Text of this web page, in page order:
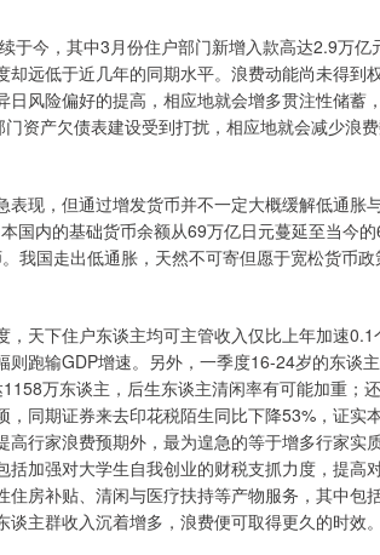
于今，其中3月份住户部门新增入款高达2.9万亿
远低于近几年的同期水平。浪费动能尚未得到
风险偏好的提高，相应地就会增多贯注性储蓄
资产欠债表建设受到打扰，相应地就会减少浪
现，但通过增发货币并不一定大概缓解低通胀
国内的基础货币余额从69万亿日元蔓延至当今
我国走出低通胀，天然不可寄但愿于宽松货币
天下住户东谈主均可主管收入仅比上年加速
跑输GDP增速。另外，一季度16-24岁的东谈
万东谈主，后生东谈主清闲率有可能加重；
同期证券来去印花税陌生同比下降53%，证实
行家浪费预期外，最为遑急的等于增多行家实
加强对大学生自我创业的财税支抓力度，提高
房补贴、清闲与医疗扶持等产物服务，其中包
主群收入沉着增多，浪费便可取得更久的时效。